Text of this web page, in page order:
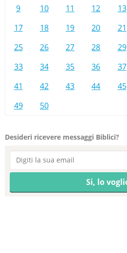
9
10 11 12 13
17
18 19 20 21
25
26 27 28 29
33
34 35 36 37
41
42 43 44 45
49 50
Desideri ricevere messaggi Biblici?